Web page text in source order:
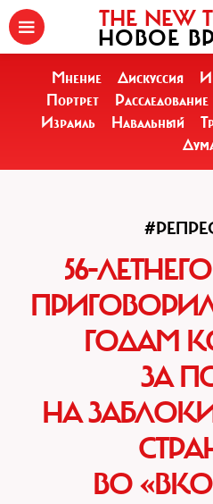
THE NEW
НОВОЕ
Мнение Дискуссия
Портрет
Расследование
Израиль
Навальный
56-
ГОДАМ
ЗА
НА
ВО